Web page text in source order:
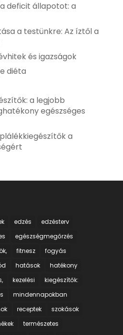
deficit állapotot: a
a testünkre: Az íztől a
és igazságok
diéta
a legjobb
egészséges
a
edzés
edzésterv
egészségmegőrzés
fitnesz
fogyás
hatások
hatékony
kezelési
kiegészítők:
mindennapokban
receptek
szokások
természetes